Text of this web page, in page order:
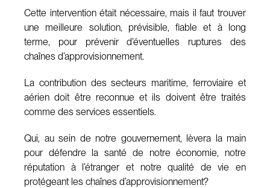
Cette intervention était nécessaire, mais il faut trouver
une meilleure solution, prévisible, fiable et à long
terme, pour prévenir d’éventuelles ruptures des
chaînes d’approvisionnement.
La contribution des secteurs maritime, ferroviaire et
aérien doit être reconnue et ils doivent être traités
comme des services essentiels.
Qui, au sein de notre gouvernement, lèvera la main
pour défendre la santé de notre économie, notre
réputation à l’étranger et notre qualité de vie en
protégeant les chaînes d’approvisionnement?